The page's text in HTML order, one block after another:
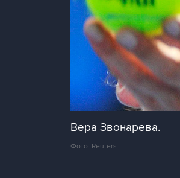
Вера Звонарева.
Фото: Reuters